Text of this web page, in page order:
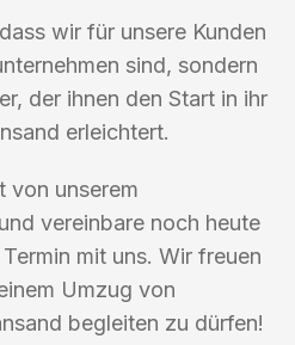
wir für unsere Kunden
sind, sondern
der ihnen den Start in ihr
erleichtert.
von unserem
vereinbare noch heute
mit uns. Wir freuen
Umzug von
begleiten zu dürfen!